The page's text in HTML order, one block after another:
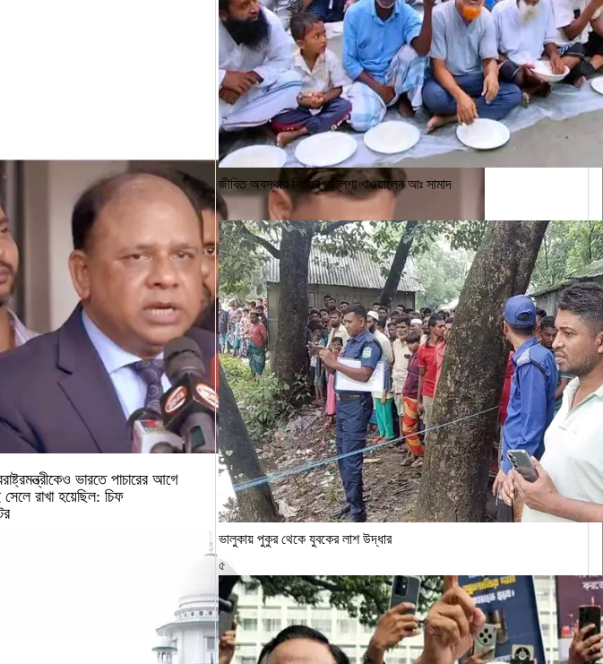
ভারতে পাচারের আগে
রাখা হয়েছিল: চিফ
জীবিত অবস্থায় নিজের চল্লিশা খাওয়ালেন আঃ সামাদ
৪
ভালুকায় পুকুর থেকে যুবকের লাশ উদ্ধার
৫